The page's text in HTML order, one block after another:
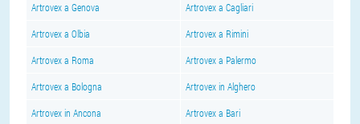
Artrovex a Genova Artrovex a Cagliari
Artrovex a Olbia Artrovex a Rimini
Artrovex a Roma Artrovex a Palermo
Artrovex a Bologna Artrovex in Alghero
Artrovex in Ancona Artrovex a Bari